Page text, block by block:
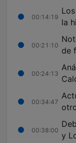
00:14:19
la
00:21:10
de
00:24:13
00:34:47
00:38:00
y